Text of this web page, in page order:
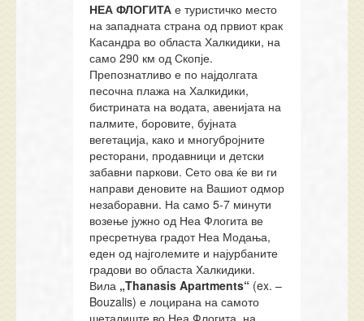
НЕА ФЛОГИТА е туристичко место
на западната страна од првиот крак
Касандра во областа Халкидики, на
само 290 км од Скопје.
Препознатливо е по најдолгата
песочна плажа на Халкидики,
бистрината на водата, авенијата на
палмите, боровите, бујната
вегетација, како и многубројните
ресторани, продавници и детски
забавни паркови. Сето ова ќе ви ги
направи деновите на Вашиот одмор
незаборавни. На само 5-7 минути
возење јужно од Неа Флогита ве
пресретнува градот Неа Модања,
еден од најголемите и најурбаните
градови во областа Халкидики.
Вила „Thanasis Apartments“ (ex. –
Bouzalis) е лоцирана на самото
шеталиште во Неа Флогита, на